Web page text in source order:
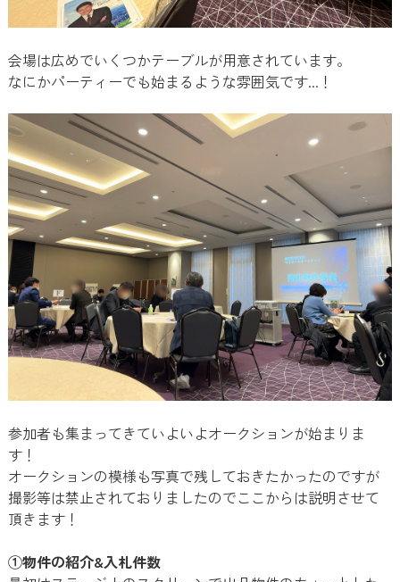
会場は広めでいくつかテーブルが用意されています。
なにかパーティーでも始まるような雰囲気です...！
参加者も集まってきていよいよオークションが始まりま
す！
オークションの模様も写真で残しておきたかったのですが
撮影等は禁止されておりましたのでここからは説明させて
頂きます！
①物件の紹介&入札件数